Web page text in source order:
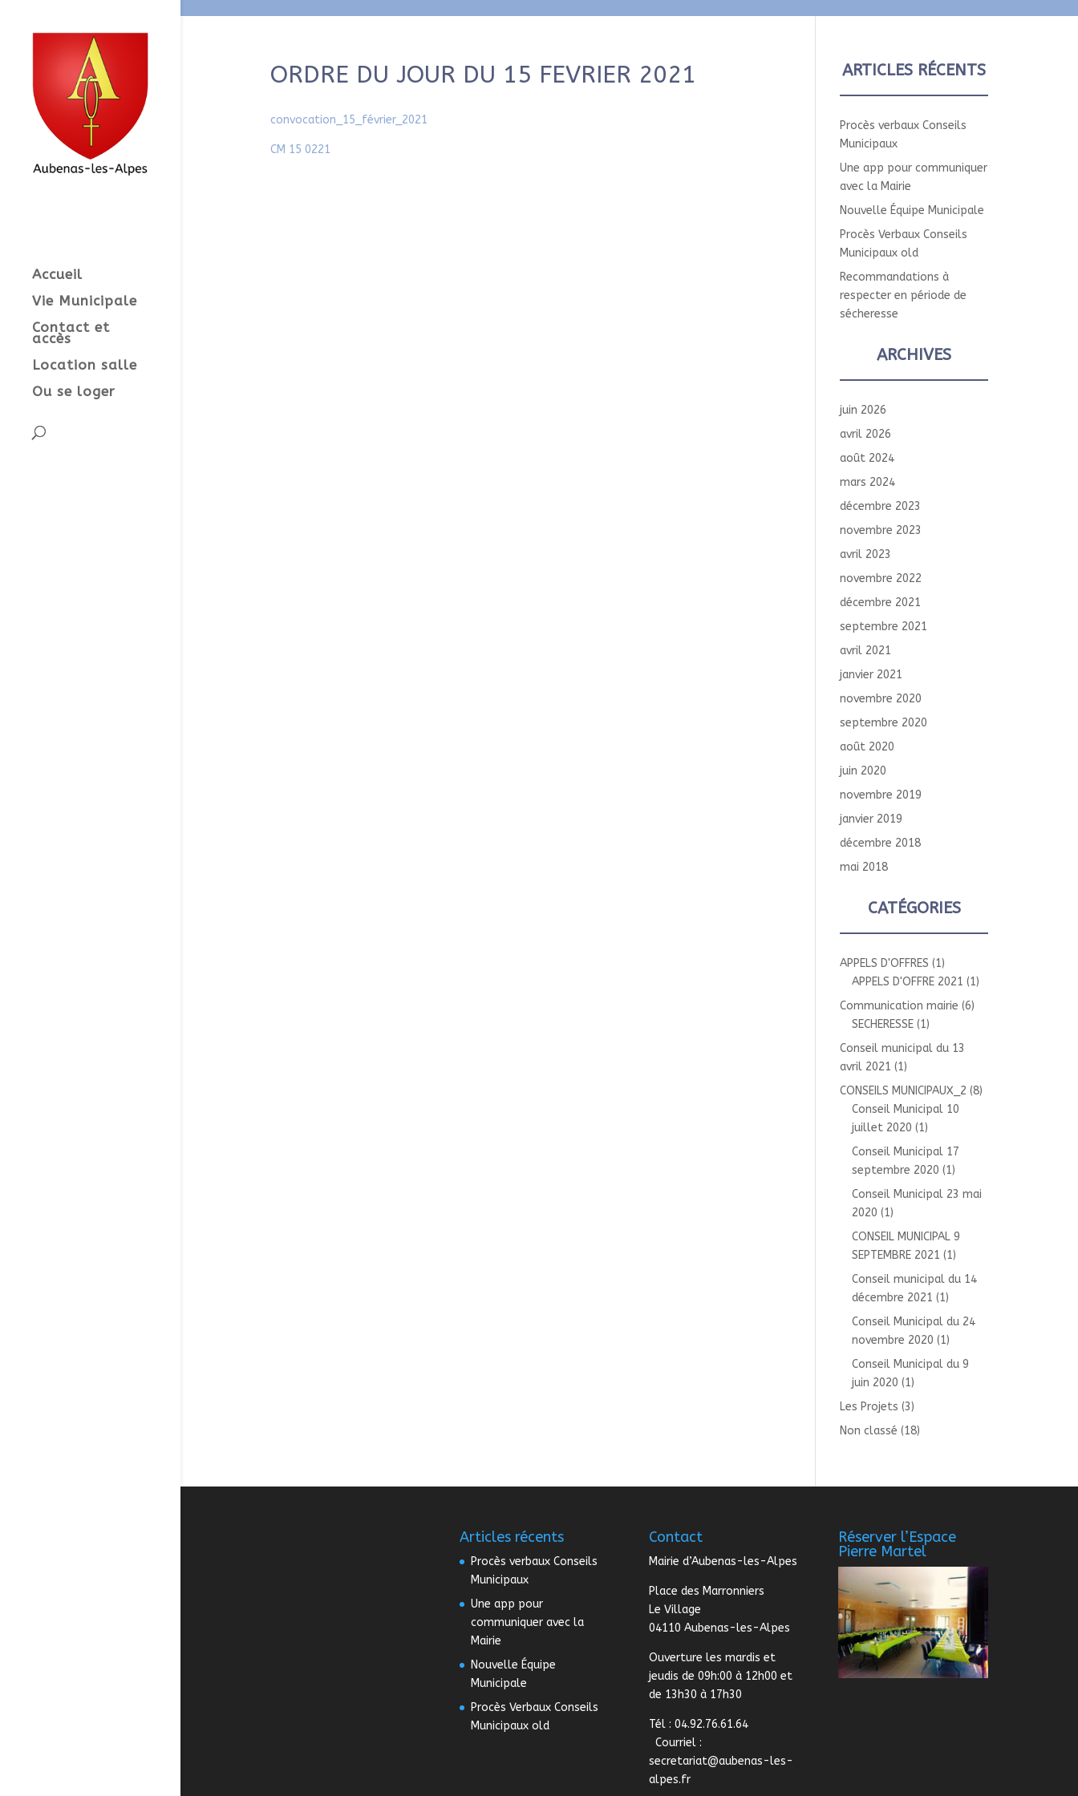
Accueil
Vie Municipale
Contact et
accès
Location salle
Ou se loger
ORDRE DU JOUR DU 15 FEVRIER 2021
convocation_15_février_2021
CM 15 0221
ARTICLES RÉCENTS
Procès verbaux Conseils
Municipaux
Une app pour communiquer
avec la Mairie
Nouvelle Équipe Municipale
Procès Verbaux Conseils
Municipaux old
Recommandations à
respecter en période de
sécheresse
ARCHIVES
juin 2026
avril 2026
août 2024
mars 2024
décembre 2023
novembre 2023
avril 2023
novembre 2022
décembre 2021
septembre 2021
avril 2021
janvier 2021
novembre 2020
septembre 2020
août 2020
juin 2020
novembre 2019
janvier 2019
décembre 2018
mai 2018
CATÉGORIES
APPELS D'OFFRES (1)
APPELS D'OFFRE 2021 (1)
Communication mairie (6)
SECHERESSE (1)
Conseil municipal du 13
avril 2021 (1)
CONSEILS MUNICIPAUX_2 (8)
Conseil Municipal 10
juillet 2020 (1)
Conseil Municipal 17
septembre 2020 (1)
Conseil Municipal 23 mai
2020 (1)
CONSEIL MUNICIPAL 9
SEPTEMBRE 2021 (1)
Conseil municipal du 14
décembre 2021 (1)
Conseil Municipal du 24
novembre 2020 (1)
Conseil Municipal du 9
juin 2020 (1)
Les Projets (3)
Non classé (18)
Articles récents
Procès verbaux Conseils
Municipaux
Une app pour
communiquer avec la
Mairie
Nouvelle Équipe
Municipale
Procès Verbaux Conseils
Municipaux old
Contact
Mairie d’Aubenas-les-Alpes
Place des Marronniers
Le Village
04110 Aubenas-les-Alpes
Ouverture les mardis et
jeudis de 09h:00 à 12h00 et
de 13h30 à 17h30
Tél : 04.92.76.61.64
Courriel :
secretariat@aubenas-les-
alpes.fr
Réserver l’Espace
Pierre Martel